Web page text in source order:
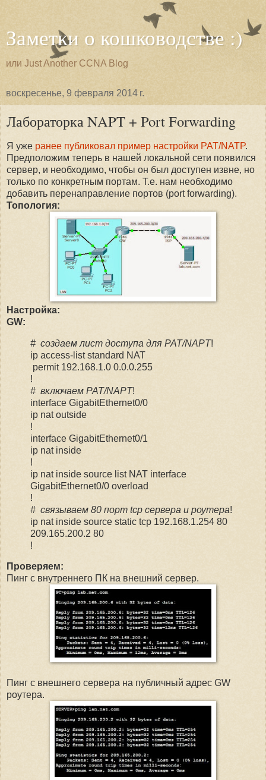
Заметки о кошководстве :)
или Just Another CCNA Blog
воскресенье, 9 февраля 2014 г.
Лабораторка NAPT + Port Forwarding
Я уже ранее публиковал пример настройки PAT/NATP.
Предположим теперь в нашей локальной сети появился
сервер, и необходимо, чтобы он был доступен извне, но
только по конкретным портам. Т.е. нам необходимо
добавить перенаправление портов (port forwarding).
Топология:
Настройка:
GW:
# создаем лист доступа для PAT/NAPT!
ip access-list standard NAT
permit 192.168.1.0 0.0.0.255
!
# включаем PAT/NAPT!
interface GigabitEthernet0/0
ip nat outside
!
interface GigabitEthernet0/1
ip nat inside
!
ip nat inside source list NAT interface
GigabitEthernet0/0 overload
!
# связываем 80 порт tcp сервера и роутера!
ip nat inside source static tcp 192.168.1.254 80
209.165.200.2 80
!
Проверяем:
Пинг с внутреннего ПК на внешний сервер.
Пинг с внешнего сервера на публичный адрес GW
роутера.